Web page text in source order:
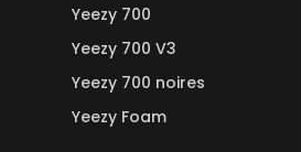
Yeezy 700
Yeezy 700 V3
Yeezy 700 noires
Yeezy Foam